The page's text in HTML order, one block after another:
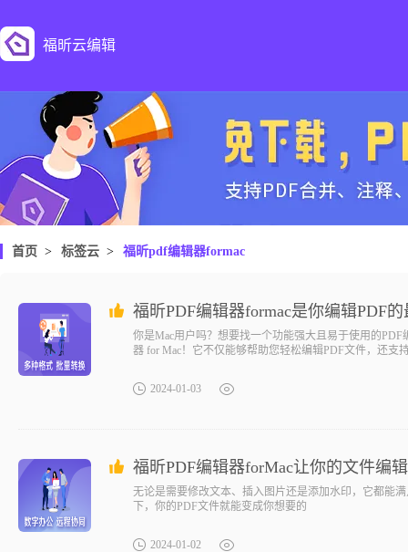
福昕云编辑
首页 > 标签云 > 福昕pdf编辑器formac
福昕PDF编辑器formac是你编辑PDF
你是Mac用户吗？想要找一个功能强大且易于使用的
器 for Mac！它不仅能够帮助您轻松编辑PDF文件，还支
2024-01-03
福昕PDF编辑器forMac让你的文件编
无论是需要修改文本、插入图片还是添加水印，它都能
下，你的PDF文件就能变成你想要的
2024-01-02